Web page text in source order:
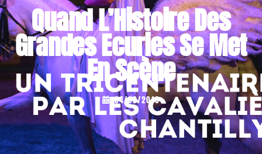
Quand L’Histoire Des
Grandes Ecuries Se Met
En Scène
... 04/08/2019